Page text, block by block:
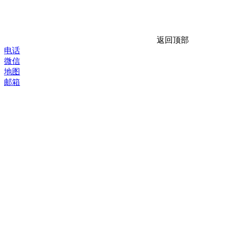
返回顶部
电话
微信
地图
邮箱